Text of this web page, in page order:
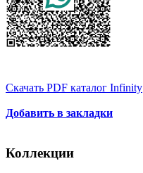
Скачать PDF каталог Infinity
Добавить в закладки
Коллекции